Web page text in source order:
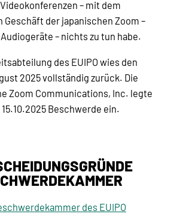
– mit dem
der japanischen Zoom –
– nichts zu tun habe.
des EUIPO wies den
2025 vollständig zurück. Die
Zoom Communications, Inc. legte
Beschwerde ein.
des EUIPO